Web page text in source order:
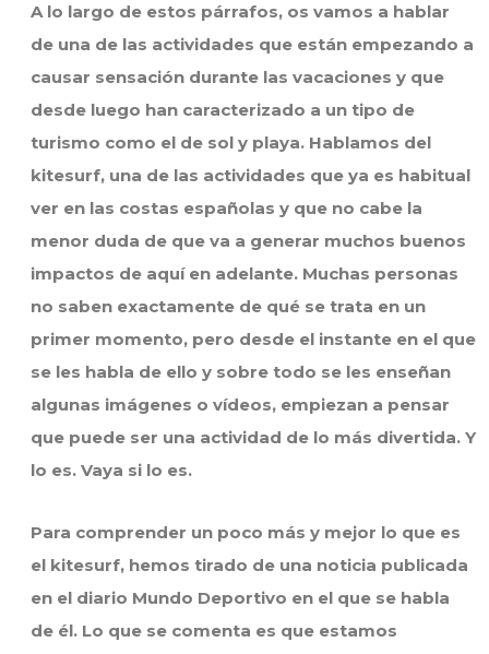
A lo largo de estos párrafos, os vamos a hablar
de una de las actividades que están empezando a
causar sensación durante las vacaciones y que
desde luego han caracterizado a un tipo de
turismo como el de sol y playa. Hablamos del
kitesurf, una de las actividades que ya es habitual
ver en las costas españolas y que no cabe la
menor duda de que va a generar muchos buenos
impactos de aquí en adelante. Muchas personas
no saben exactamente de qué se trata en un
primer momento, pero desde el instante en el que
se les habla de ello y sobre todo se les enseñan
algunas imágenes o vídeos, empiezan a pensar
que puede ser una actividad de lo más divertida. Y
lo es. Vaya si lo es.
Para comprender un poco más y mejor lo que es
el kitesurf, hemos tirado de una noticia publicada
en el diario Mundo Deportivo en el que se habla
de él. Lo que se comenta es que estamos